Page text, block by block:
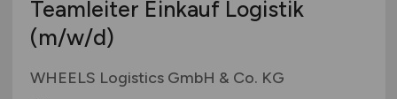
Teamleiter Einkauf Logistik
(m/w/d)
WHEELS Logistics GmbH & Co. KG